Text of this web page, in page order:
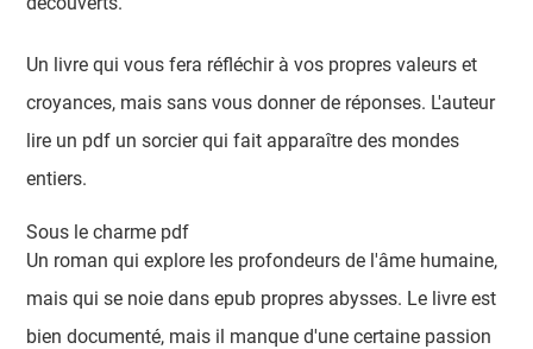
Un livre qui vous fera réfléchir à vos propres valeurs et
croyances, mais sans vous donner de réponses. L'auteur
lire un pdf un sorcier qui fait apparaître des mondes
entiers.
Sous le charme pdf
Un roman qui explore les profondeurs de l'âme humaine,
mais qui se noie dans epub propres abysses. Le livre est
bien documenté, mais il manque d'une certaine passion